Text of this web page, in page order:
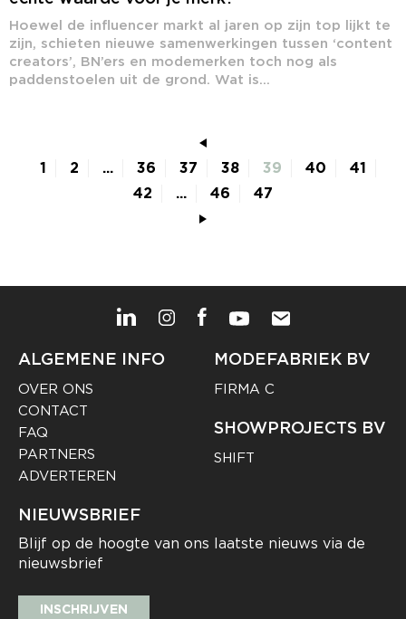
Hoewel de influencer markt al jaren op zijn top lijkt te
zijn, schieten nieuwe samenwerkingen tussen ‘content
creators’, BN’ers en modemerken toch nog als
paddenstoelen uit de grond. Wat is...
1 2 ... 36 37 38 39 40
41
42
... 46 47
ALGEMENE INFO
OVER ONS
CONTACT
FAQ
PARTNERS
ADVERTEREN
MODEFABRIEK BV
FIRMA C
SHOWPROJECTS BV
SHIFT
NIEUWSBRIEF
Blijf op de hoogte van ons laatste nieuws via de
nieuwsbrief
INSCHRIJVEN